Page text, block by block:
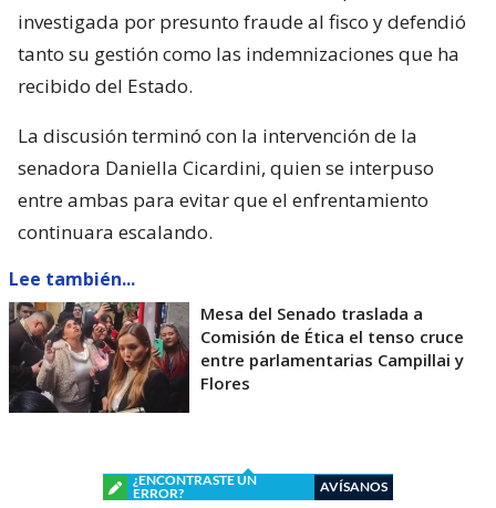
investigada por presunto fraude al fisco y defendió
tanto su gestión como las indemnizaciones que ha
recibido del Estado.
La discusión terminó con la intervención de la
senadora Daniella Cicardini, quien se interpuso
entre ambas para evitar que el enfrentamiento
continuara escalando.
Lee también...
Mesa del Senado traslada a
Comisión de Ética el tenso cruce
entre parlamentarias Campillai y
Flores
¿ENCONTRASTE UN
ERROR?
AVÍSANOS